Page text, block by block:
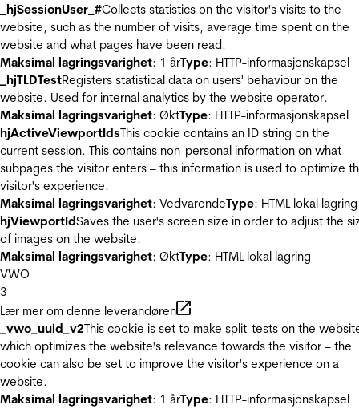
_hjSessionUser_#Collects statistics on the visitor's visits to the
website, such as the number of visits, average time spent on the
website and what pages have been read.
Maksimal lagringsvarighet: 1 årType: HTTP-informasjonskapsel
_hjTLDTestRegisters statistical data on users' behaviour on the
website. Used for internal analytics by the website operator.
Maksimal lagringsvarighet: ØktType: HTTP-informasjonskapsel
hjActiveViewportIdsThis cookie contains an ID string on the
current session. This contains non-personal information on what
subpages the visitor enters – this information is used to optimize
visitor's experience.
Maksimal lagringsvarighet: VedvarendeType: HTML lokal lagring
hjViewportIdSaves the user's screen size in order to adjust the
of images on the website.
Maksimal lagringsvarighet: ØktType: HTML lokal lagring
VWO
3
Lær mer om denne leverandøren
_vwo_uuid_v2This cookie is set to make split-tests on the
which optimizes the website's relevance towards the visitor – the
cookie can also be set to improve the visitor's experience on a
website.
Maksimal lagringsvarighet: 1 årType: HTTP-informasjonskapsel